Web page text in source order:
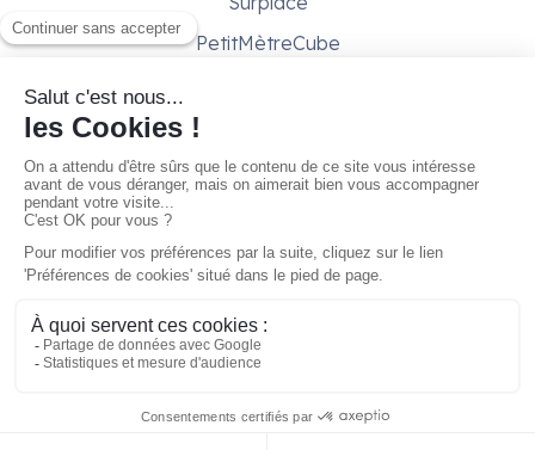
PetitMètreCube
Besoin d'aide ?
Conditions générales
Gestion des cookies
Copyright © 2026 - Gare ta Bécanemarque de